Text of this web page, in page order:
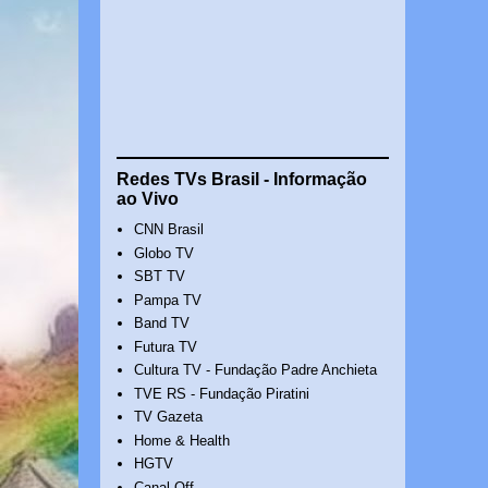
Redes TVs Brasil - Informação
ao Vivo
CNN Brasil
Globo TV
SBT TV
Pampa TV
Band TV
Futura TV
Cultura TV - Fundação Padre Anchieta
TVE RS - Fundação Piratini
TV Gazeta
Home & Health
HGTV